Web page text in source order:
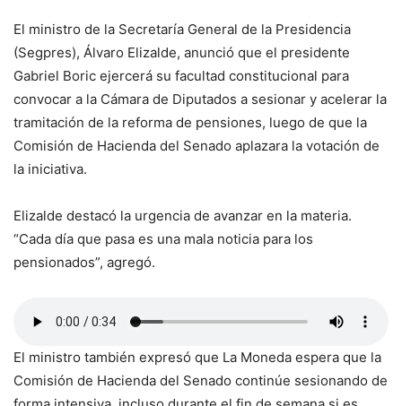
El ministro de la Secretaría General de la Presidencia
(Segpres), Álvaro Elizalde, anunció que el presidente
Gabriel Boric ejercerá su facultad constitucional para
convocar a la Cámara de Diputados a sesionar y acelerar la
tramitación de la reforma de pensiones, luego de que la
Comisión de Hacienda del Senado aplazara la votación de
la iniciativa.
Elizalde destacó la urgencia de avanzar en la materia.
“Cada día que pasa es una mala noticia para los
pensionados”, agregó.
El ministro también expresó que La Moneda espera que la
Comisión de Hacienda del Senado continúe sesionando de